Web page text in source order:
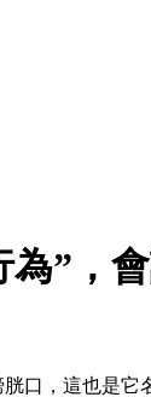
”，
口，這也是